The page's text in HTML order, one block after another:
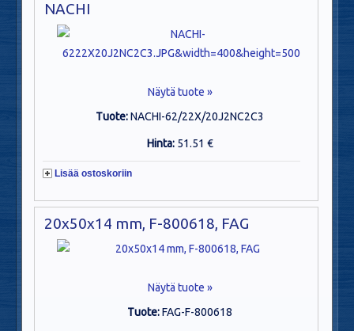
NACHI
Näytä tuote »
Tuote:NACHI-62/22X/20J2NC2C3
Hinta: 51.51 €
Lisää ostoskoriin
20x50x14 mm, F-800618, FAG
Näytä tuote »
Tuote:FAG-F-800618